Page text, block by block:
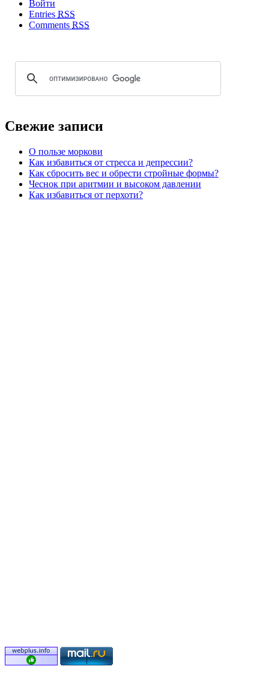
Войти
Entries RSS
Comments RSS
Свежие записи
О пользе моркови
Как избавиться от стресса и депрессии?
Как сбросить вес и обрести стройные формы?
Чеснок при аритмии и высоком давлении
Как избавиться от перхоти?